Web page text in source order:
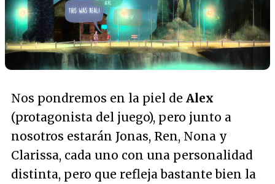
Nos pondremos en la piel de Alex
(protagonista del juego), pero junto a
nosotros estarán Jonas, Ren, Nona y
Clarissa, cada uno con una personalidad
distinta, pero que refleja bastante bien la